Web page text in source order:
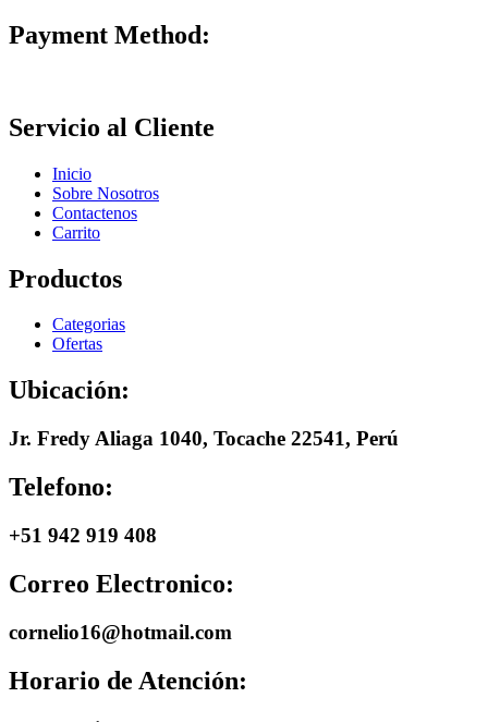
Payment Method:
Servicio al Cliente
Inicio
Sobre Nosotros
Contactenos
Carrito
Productos
Categorias
Ofertas
Ubicación:
Jr. Fredy Aliaga 1040, Tocache 22541, Perú
Telefono:
+51 942 919 408
Correo Electronico:
cornelio16@hotmail.com
Horario de Atención: